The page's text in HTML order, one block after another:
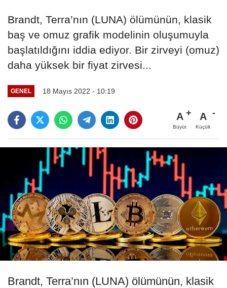
Brandt, Terra’nın (LUNA) ölümünün, klasik
baş ve omuz grafik modelinin oluşumuyla
başlatıldığını iddia ediyor. Bir zirveyi (omuz)
daha yüksek bir fiyat zirvesi...
GENEL 18 Mayıs 2022 - 10:19
A
Büyüt
A
Küçült
Brandt, Terra’nın (LUNA) ölümünün, klasik